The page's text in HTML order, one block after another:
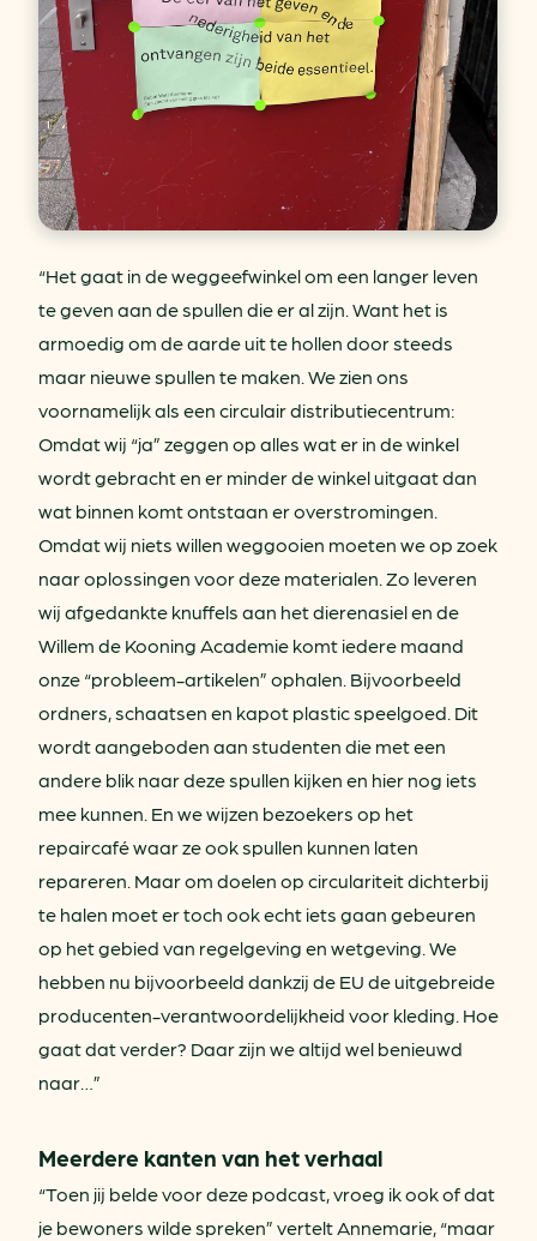
“Het gaat in de weggeefwinkel om een langer leven
te geven aan de spullen die er al zijn. Want het is
armoedig om de aarde uit te hollen door steeds
maar nieuwe spullen te maken. We zien ons
voornamelijk als een circulair distributiecentrum:
Omdat wij “ja” zeggen op alles wat er in de winkel
wordt gebracht en er minder de winkel uitgaat dan
wat binnen komt ontstaan er overstromingen.
Omdat wij niets willen weggooien moeten we op zoek
naar oplossingen voor deze materialen. Zo leveren
wij afgedankte knuffels aan het dierenasiel en de
Willem de Kooning Academie komt iedere maand
onze “probleem-artikelen” ophalen. Bijvoorbeeld
ordners, schaatsen en kapot plastic speelgoed. Dit
wordt aangeboden aan studenten die met een
andere blik naar deze spullen kijken en hier nog iets
mee kunnen. En we wijzen bezoekers op het
repaircafé waar ze ook spullen kunnen laten
repareren. Maar om doelen op circulariteit dichterbij
te halen moet er toch ook echt iets gaan gebeuren
op het gebied van regelgeving en wetgeving. We
hebben nu bijvoorbeeld dankzij de EU de uitgebreide
producenten-verantwoordelijkheid voor kleding. Hoe
gaat dat verder? Daar zijn we altijd wel benieuwd
naar…”
Meerdere kanten van het verhaal
“Toen jij belde voor deze podcast, vroeg ik ook of dat
je bewoners wilde spreken” vertelt Annemarie, “maar